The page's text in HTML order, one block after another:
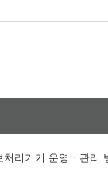
처리기기 운영ㆍ관리